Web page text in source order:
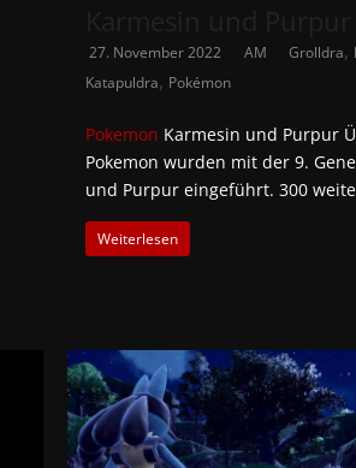
27. November 2022 AM Grolldra,
Katapuldra, Pokémon
Pokemon Karmesin und Purpur
Pokemon wurden mit der 9.
und Purpur eingeführt. 300
Weiterlesen